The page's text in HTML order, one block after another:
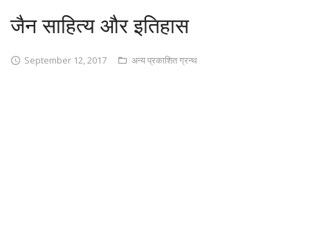
जैन साहित्य और इतिहास
September 12, 2017 अन्य प्रकाशित ग्रन्थ